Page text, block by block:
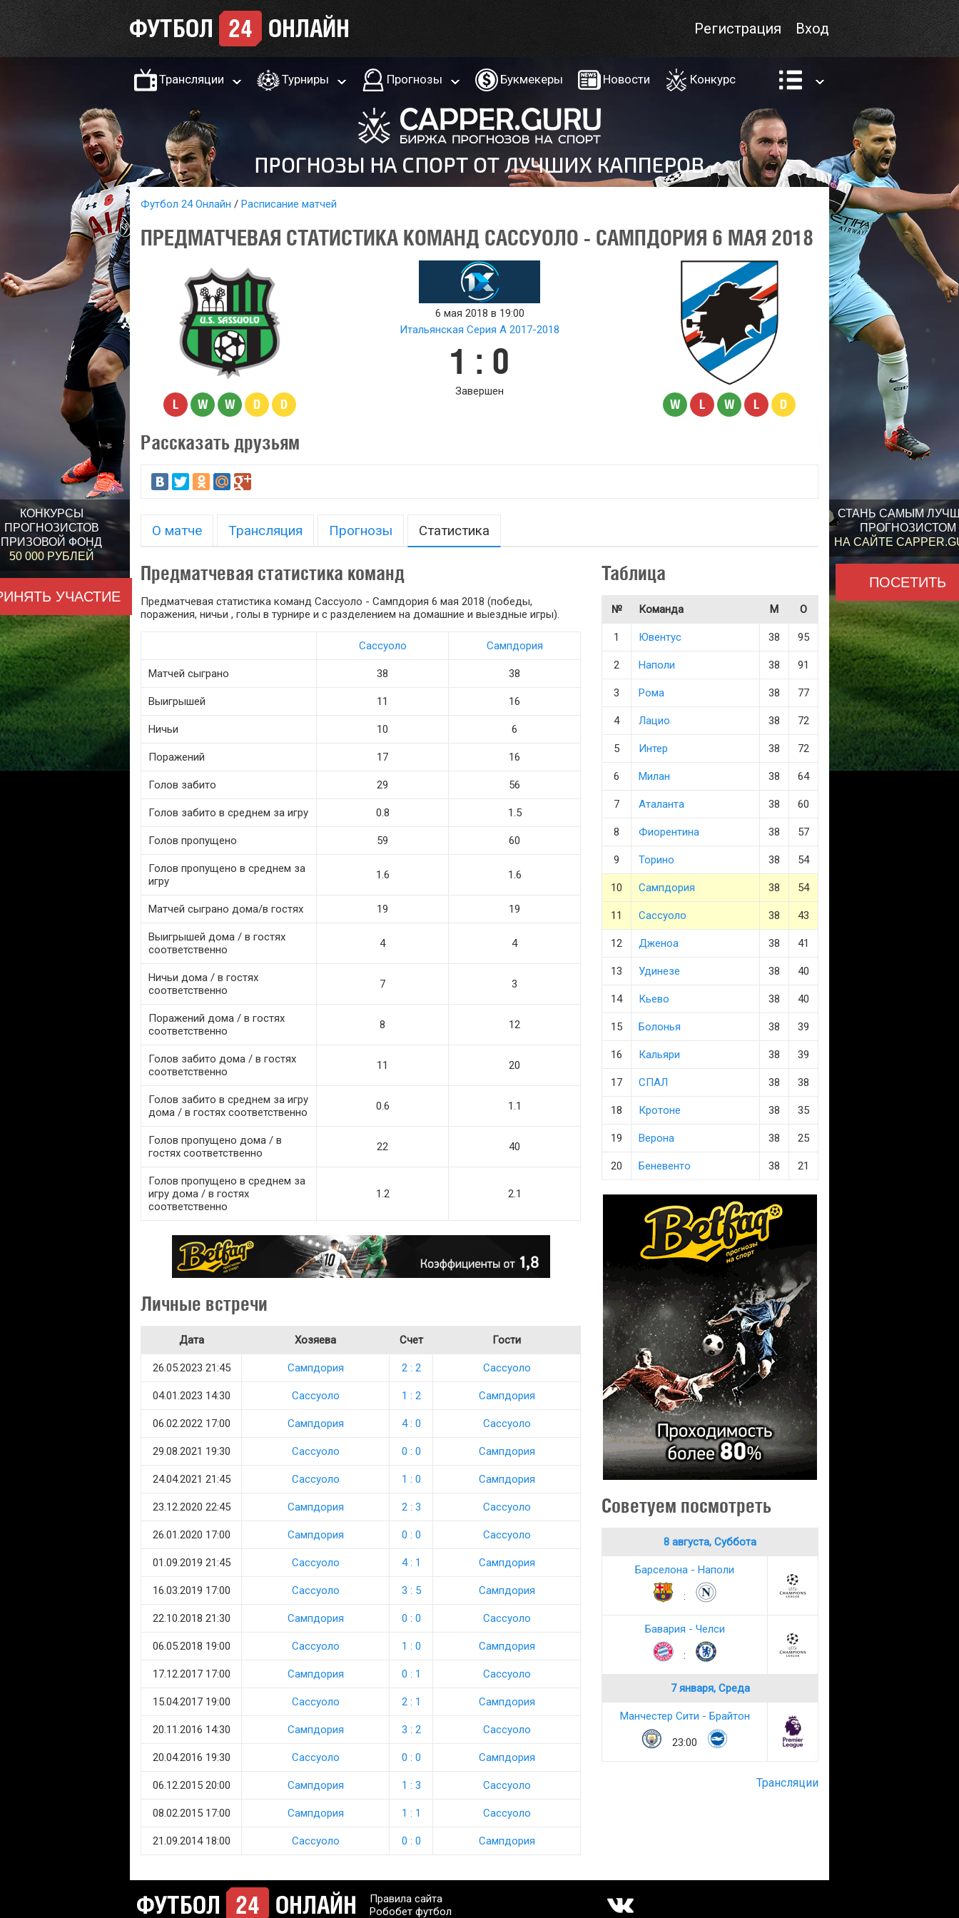
КОНКУРСЫ
ПРОГНОЗИСТОВ
ПРИЗОВОЙ ФОНД
50 000 РУБЛЕЙ
УЧАСТИЕ
СТАНЬ САМЫМ
ПРОГНОЗИСТОМ
НА САЙТЕ
ПОСЕТИТЬ
Вход
Регистрация
Трансляции Турниры Прогнозы Букмекеры Новости Конкурс
Футбол 24 Онлайн Расписание матчей
ПРЕДМАТЧЕВАЯ СТАТИСТИКА КОМАНД САССУОЛО - САМПДОРИЯ 6 МАЯ 2018
L W W D D
6 мая 2018 в 19:00
Итальянская Серия А 2017-2018
1 : 0
Завершен
W L W L D
Рассказать друзьям
О матче Трансляция Прогнозы Статистика
Предматчевая статистика команд
Предматчевая статистика команд Сассуоло - Сампдория 6 мая 2018 (победы,
поражения, ничьи , голы в турнире и с разделением на домашние и выездные игры).
Сассуоло Сампдория
Матчей сыграно 38 38
Выигрышей 11 16
Ничьи 10 6
Поражений 17 16
Голов забито 29 56
Голов забито в среднем за игру 0.8 1.5
Голов пропущено 59 60
Голов пропущено в среднем за
игру
1.6 1.6
Матчей сыграно дома/в гостях 19 19
Выигрышей дома / в гостях
соответственно
4 4
Ничьи дома / в гостях
соответственно
7 3
Поражений дома / в гостях
соответственно
8 12
Голов забито дома / в гостях
соответственно
11 20
Голов забито в среднем за игру
дома / в гостях соответственно
0.6 1.1
Голов пропущено дома / в
гостях соответственно
22 40
Голов пропущено в среднем за
игру дома / в гостях
соответственно
1.2 2.1
Личные встречи
Дата Хозяева Счет Гости
26.05.2023 21:45 Сампдория 2 : 2 Сассуоло
04.01.2023 14:30 Сассуоло 1 : 2 Сампдория
06.02.2022 17:00 Сампдория 4 : 0 Сассуоло
29.08.2021 19:30 Сассуоло 0 : 0 Сампдория
24.04.2021 21:45 Сассуоло 1 : 0 Сампдория
23.12.2020 22:45 Сампдория 2 : 3 Сассуоло
26.01.2020 17:00 Сампдория 0 : 0 Сассуоло
01.09.2019 21:45 Сассуоло 4 : 1 Сампдория
16.03.2019 17:00 Сассуоло 3 : 5 Сампдория
22.10.2018 21:30 Сампдория 0 : 0 Сассуоло
06.05.2018 19:00 Сассуоло 1 : 0 Сампдория
17.12.2017 17:00 Сампдория 0 : 1 Сассуоло
15.04.2017 19:00 Сассуоло 2 : 1 Сампдория
20.11.2016 14:30 Сампдория 3 : 2 Сассуоло
20.04.2016 19:30 Сассуоло 0 : 0 Сампдория
06.12.2015 20:00 Сампдория 1 : 3 Сассуоло
08.02.2015 17:00 Сампдория 1 : 1 Сассуоло
21.09.2014 18:00 Сассуоло 0 : 0 Сампдория
Таблица
№ Команда М О
1 Ювентус 38 95
2 Наполи 38 91
3 Рома 38 77
4 Лацио 38 72
5 Интер 38 72
6 Милан 38 64
7 Аталанта 38 60
8 Фиорентина 38 57
9 Торино 38 54
10 Сампдория 38 54
11 Сассуоло 38 43
12 Дженоа 38 41
13 Удинезе 38 40
14 Кьево 38 40
15 Болонья 38 39
16 Кальяри 38 39
17 СПАЛ 38 38
18 Кротоне 38 35
19 Верона 38 25
20 Беневенто 38 21
Советуем посмотреть
8 августа, Суббота
Барселона - Наполи
:
Бавария - Челси
:
7 января, Среда
Манчестер Сити - Брайтон
23:00
Трансляции
Правила сайта
Робобет футбол